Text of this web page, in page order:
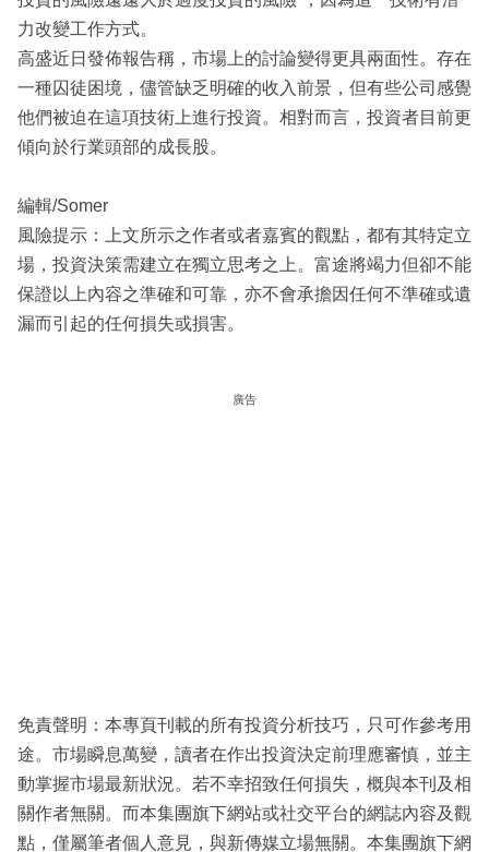
力改變工作方式。
高盛近日發佈報告稱，市場上的討論變得更具兩面性。存在
一種囚徒困境，儘管缺乏明確的收入前景，但有些公司感覺
他們被迫在這項技術上進行投資。相對而言，投資者目前更
傾向於行業頭部的成長股。
編輯/Somer
風險提示：上文所示之作者或者嘉賓的觀點，都有其特定立
場，投資決策需建立在獨立思考之上。富途將竭力但卻不能
保證以上內容之準確和可靠，亦不會承擔因任何不準確或遺
漏而引起的任何損失或損害。
廣告
免責聲明：本專頁刊載的所有投資分析技巧，只可作參考用
途。市場瞬息萬變，讀者在作出投資決定前理應審慎，並主
動掌握市場最新狀況。若不幸招致任何損失，概與本刊及相
關作者無關。而本集團旗下網站或社交平台的網誌內容及觀
點，僅屬筆者個人意見，與新傳媒立場無關。本集團旗下網